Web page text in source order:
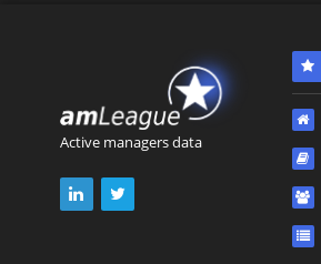
Active managers data